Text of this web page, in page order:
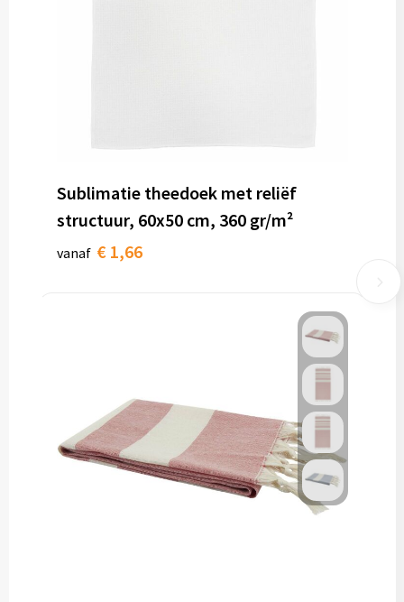
Sublimatie theedoek met reliëf
structuur, 60x50 cm, 360 gr/m²
vanaf € 1,66